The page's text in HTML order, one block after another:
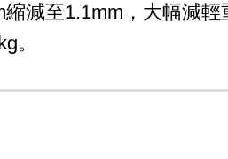
減至1.1mm，大幅減
。